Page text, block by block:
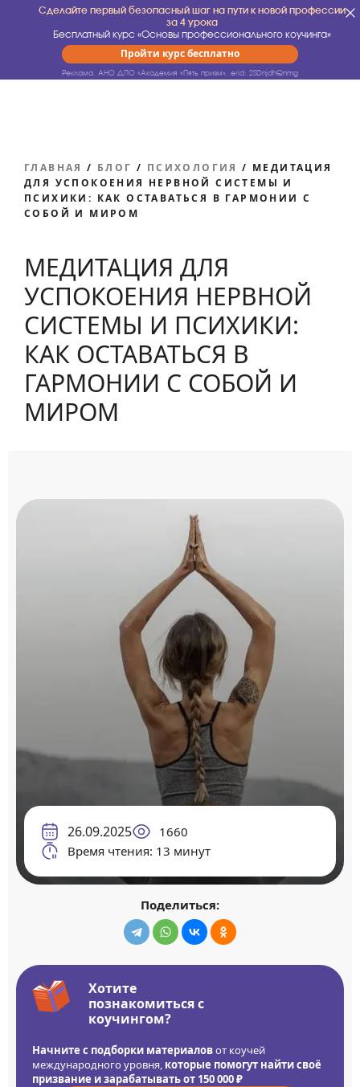
Сделайте первый безопасный шаг на пути к новой профессии
за 4 урока
Бесплатный курс «Основы профессионального коучинга»
Пройти курс бесплатно
Реклама. АНО ДПО «Академия «Пять призм». erid: 2SDnjdhQnmg
ГЛАВНАЯ / БЛОГ / ПСИХОЛОГИЯ / МЕДИТАЦИЯ
ДЛЯ УСПОКОЕНИЯ НЕРВНОЙ СИСТЕМЫ И
ПСИХИКИ: КАК ОСТАВАТЬСЯ В ГАРМОНИИ С
СОБОЙ И МИРОМ
МЕДИТАЦИЯ ДЛЯ
УСПОКОЕНИЯ НЕРВНОЙ
СИСТЕМЫ И ПСИХИКИ:
КАК ОСТАВАТЬСЯ В
ГАРМОНИИ С СОБОЙ И
МИРОМ
26.09.2025
1660
Время чтения: 13 минут
Поделиться:
Хотите
познакомиться с
коучингом?
Начните с подборки материаловот коучей
международного уровня, которые помогут найти своё
призвание и зарабатывать от 150 000 ₽